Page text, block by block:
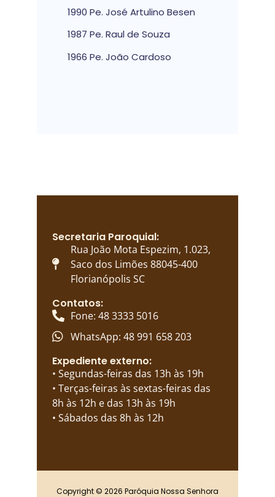
1990 Pe. José Artulino Besen
1987 Pe. Raul de Souza
1966 Pe. João Cardoso
Secretaria Paroquial:
Rua João Mota Espezim, 1.023,
Saco dos Limões 88045-400
Florianópolis SC
Contatos:
Fone: 48 3333 5016
WhatsApp: 48 991 658 203
Expediente externo:
• Segundas-feiras das 13h às 19h
• Terças-feiras às sextas-feiras das
8h às 12h e das 13h às 19h
• Sábados das 8h às 12h
Copyright © 2026 Paróquia Nossa Senhora